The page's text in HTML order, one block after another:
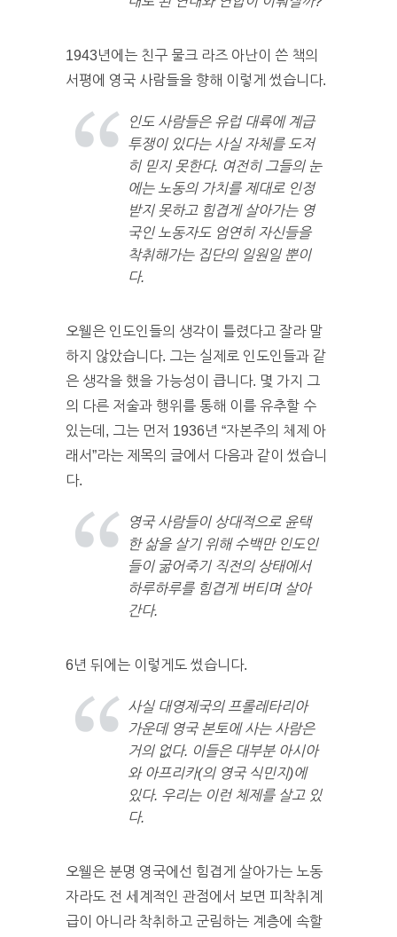
1943년에는 친구 물크 라즈 아난이 쓴 책의
서평에 영국 사람들을 향해 이렇게 썼습니다.
인도 사람들은 유럽 대륙에 계급
투쟁이 있다는 사실 자체를 도저
히 믿지 못한다. 여전히 그들의 눈
에는 노동의 가치를 제대로 인정
받지 못하고 힘겹게 살아가는 영
국인 노동자도 엄연히 자신들을
착취해가는 집단의 일원일 뿐이
다.
오웰은 인도인들의 생각이 틀렸다고 잘라 말
하지 않았습니다. 그는 실제로 인도인들과 같
은 생각을 했을 가능성이 큽니다. 몇 가지 그
의 다른 저술과 행위를 통해 이를 유추할 수
있는데, 그는 먼저 1936년 “자본주의 체제 아
래서”라는 제목의 글에서 다음과 같이 썼습니
다.
영국 사람들이 상대적으로 윤택
한 삶을 살기 위해 수백만 인도인
들이 굶어죽기 직전의 상태에서
하루하루를 힘겹게 버티며 살아
간다.
6년 뒤에는 이렇게도 썼습니다.
사실 대영제국의 프롤레타리아
가운데 영국 본토에 사는 사람은
거의 없다. 이들은 대부분 아시아
와 아프리카(의 영국 식민지)에
있다. 우리는 이런 체제를 살고 있
다.
오웰은 분명 영국에선 힘겹게 살아가는 노동
자라도 전 세계적인 관점에서 보면 피착취계
급이 아니라 착취하고 군림하는 계층에 속할